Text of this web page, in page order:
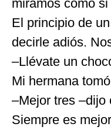
miramos como
El principio de
decirle adiós.
–Llévate un
Mi hermana
–Mejor tres –dijo
Siempre es